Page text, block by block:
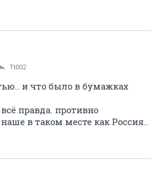
Tt002
и что было в бумажках
правда. противно
в таком месте как Россия..